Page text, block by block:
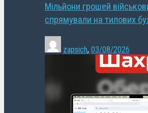
Мільйони грошей
спрямували на тилових
zapsich, 03/08/2026